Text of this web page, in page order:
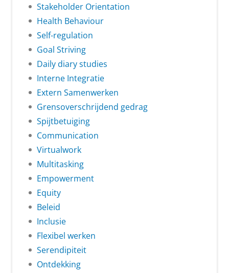
Stakeholder Orientation
Health Behaviour
Self-regulation
Goal Striving
Daily diary studies
Interne Integratie
Extern Samenwerken
Grensoverschrijdend gedrag
Spijtbetuiging
Communication
Virtualwork
Multitasking
Empowerment
Equity
Beleid
Inclusie
Flexibel werken
Serendipiteit
Ontdekking